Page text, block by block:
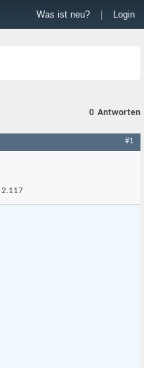
Was ist neu? Login
0 Antworten
#1
2.117